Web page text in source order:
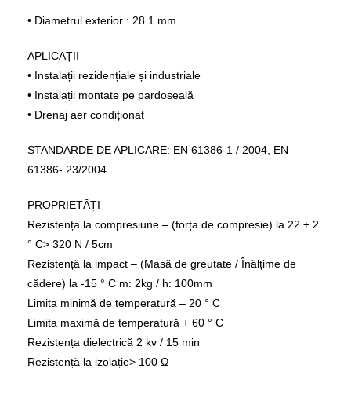
• Diametrul exterior : 28.1 mm
APLICAȚII
• Instalații rezidențiale și industriale
• Instalații montate pe pardoseală
• Drenaj aer condiționat
STANDARDE DE APLICARE: ΕΝ 61386-1 / 2004, EN
61386- 23/2004
PROPRIETĂȚI
Rezistența la compresiune – (forța de compresie) la 22 ± 2
° C> 320 Ν / 5cm
Rezistență la impact – (Masă de greutate / Înălțime de
cădere) la -15 ° C m: 2kg / h: 100mm
Limita minimă de temperatură – 20 ° C
Limita maximă de temperatură + 60 ° C
Rezistența dielectrică 2 kv / 15 min
Rezistență la izolație> 100 Ω